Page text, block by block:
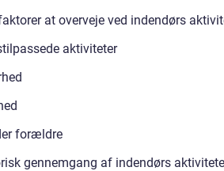
at overveje ved indendørs
aktiviteter
forældre
gennemgang af indendørs